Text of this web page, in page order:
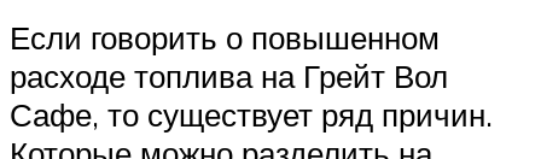
Если говорить о повышенном
расходе топлива на Грейт Вол
Сафе, то существует ряд причин.